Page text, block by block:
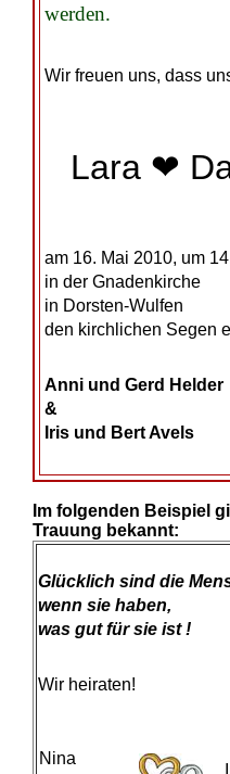
werden.
Wir freuen uns, dass
Lara ❤
am 16. Mai 2010, um
in der Gnadenkirche
in Dorsten-Wulfen
den kirchlichen Segen
Anni und Gerd Helder
&
Iris und Bert Avels
Im folgenden Beispiel
Trauung bekannt:
Glücklich sind die
wenn sie haben,
was gut für sie ist !
Wir heiraten!
Nina